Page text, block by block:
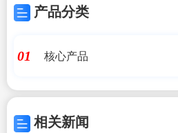
产品分类
01 核心产品
相关新闻